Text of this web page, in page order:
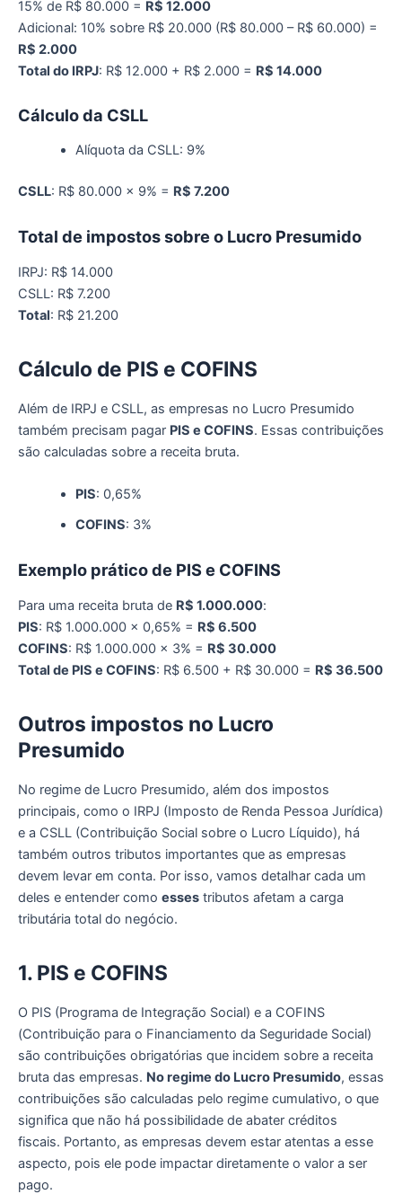
15% de R$ 80.000 = R$ 12.000
Adicional: 10% sobre R$ 20.000 (R$ 80.000 – R$ 60.000) =
R$ 2.000
Total do IRPJ: R$ 12.000 + R$ 2.000 = R$ 14.000
Cálculo da CSLL
Alíquota da CSLL: 9%
CSLL: R$ 80.000 x 9% = R$ 7.200
Total de impostos sobre o Lucro Presumido
IRPJ: R$ 14.000
CSLL: R$ 7.200
Total: R$ 21.200
Cálculo de PIS e COFINS
Além de IRPJ e CSLL, as empresas no Lucro Presumido
também precisam pagar PIS e COFINS. Essas contribuições
são calculadas sobre a receita bruta.
PIS: 0,65%
COFINS: 3%
Exemplo prático de PIS e COFINS
Para uma receita bruta de R$ 1.000.000:
PIS: R$ 1.000.000 x 0,65% = R$ 6.500
COFINS: R$ 1.000.000 x 3% = R$ 30.000
Total de PIS e COFINS: R$ 6.500 + R$ 30.000 = R$ 36.500
Outros impostos no Lucro
Presumido
No regime de Lucro Presumido, além dos impostos
principais, como o IRPJ (Imposto de Renda Pessoa Jurídica)
e a CSLL (Contribuição Social sobre o Lucro Líquido), há
também outros tributos importantes que as empresas
devem levar em conta. Por isso, vamos detalhar cada um
deles e entender como esses tributos afetam a carga
tributária total do negócio.
1. PIS e COFINS
O PIS (Programa de Integração Social) e a COFINS
(Contribuição para o Financiamento da Seguridade Social)
são contribuições obrigatórias que incidem sobre a receita
bruta das empresas. No regime do Lucro Presumido, essas
contribuições são calculadas pelo regime cumulativo, o que
significa que não há possibilidade de abater créditos
fiscais. Portanto, as empresas devem estar atentas a esse
aspecto, pois ele pode impactar diretamente o valor a ser
pago.